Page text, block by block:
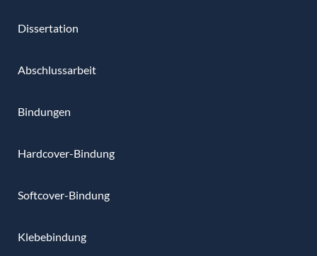
Dissertation
Abschlussarbeit
Bindungen
Hardcover-Bindung
Softcover-Bindung
Klebebindung